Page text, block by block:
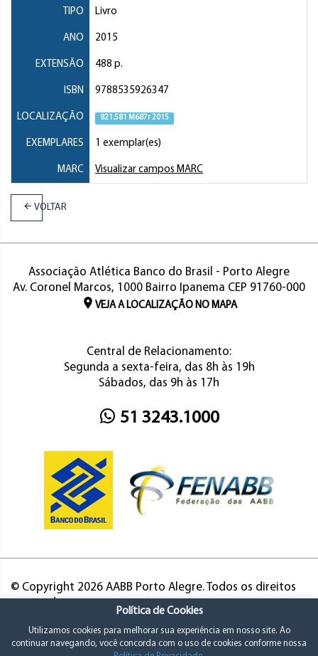
TIPO Livro
ANO 2015
EXTENSÃO 488 p.
ISBN 9788535926347
LOCALIZAÇÃO 821.581 M687r 2015
EXEMPLARES 1 exemplar(es)
MARC Visualizar campos MARC
VOLTAR
Associação Atlética Banco do Brasil - Porto Alegre
Av. Coronel Marcos, 1000 Bairro Ipanema CEP 91760-000
VEJA A LOCALIZAÇÃO NO MAPA
Central de Relacionamento:
Segunda a sexta-feira, das 8h às 19h
Sábados, das 9h às 17h
51 3243.1000
© Copyright 2026 AABB Porto Alegre. Todos os direitos
Política de Cookies
Utilizamos cookies para melhorar sua experiência em nosso site. Ao
continuar navegando, você concorda com o uso de cookies conforme nossa